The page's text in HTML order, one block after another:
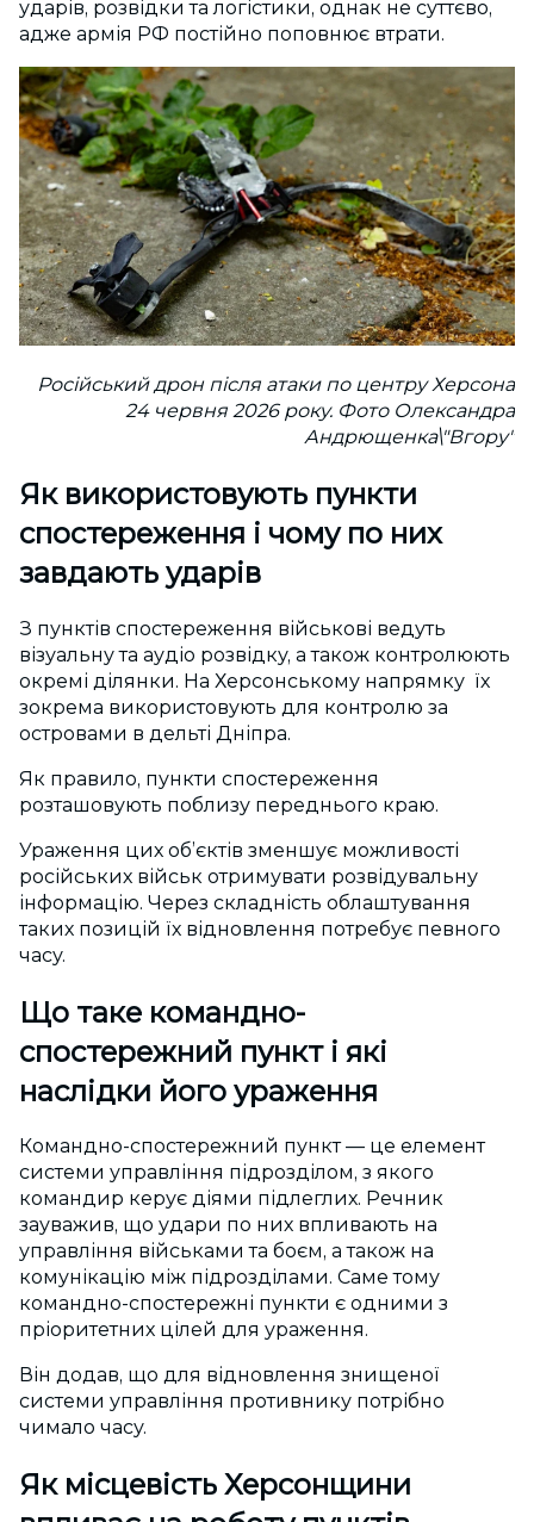
ударів, розвідки та логістики, однак не суттєво,
адже армія РФ постійно поповнює втрати.
Російський дрон після атаки по центру Херсона
24 червня 2026 року. Фото Олександра
Андрющенка\"Вгору"
Як використовують пункти
спостереження і чому по них
завдають ударів
З пунктів спостереження військові ведуть
візуальну та аудіо розвідку, а також контролюють
окремі ділянки. На Херсонському напрямку їх
зокрема використовують для контролю за
островами в дельті Дніпра.
Як правило, пункти спостереження
розташовують поблизу переднього краю.
Ураження цих об’єктів зменшує можливості
російських військ отримувати розвідувальну
інформацію. Через складність облаштування
таких позицій їх відновлення потребує певного
часу.
Що таке командно-
спостережний пункт і які
наслідки його ураження
Командно-спостережний пункт — це елемент
системи управління підрозділом, з якого
командир керує діями підлеглих. Речник
зауважив, що удари по них впливають на
управління військами та боєм, а також на
комунікацію між підрозділами. Саме тому
командно-спостережні пункти є одними з
пріоритетних цілей для ураження.
Він додав, що для відновлення знищеної
системи управління противнику потрібно
чимало часу.
Як місцевість Херсонщини